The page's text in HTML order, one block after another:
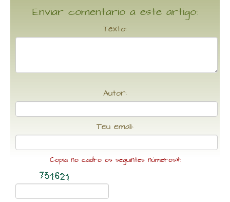
Enviar comentario a este artigo:
Texto:
Autor:
Teu email:
Copia no cadro os seguintes números*: